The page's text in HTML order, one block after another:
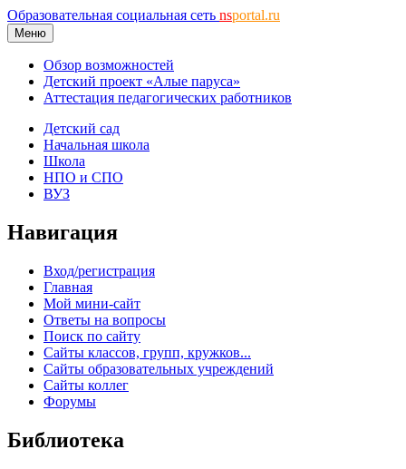
Образовательная социальная сеть nsportal.ru
Меню
Обзор возможностей
Детский проект «Алые паруса»
Аттестация педагогических работников
Детский сад
Начальная школа
Школа
НПО и СПО
ВУЗ
Навигация
Вход/регистрация
Главная
Мой мини-сайт
Ответы на вопросы
Поиск по сайту
Сайты классов, групп, кружков...
Сайты образовательных учреждений
Сайты коллег
Форумы
Библиотека